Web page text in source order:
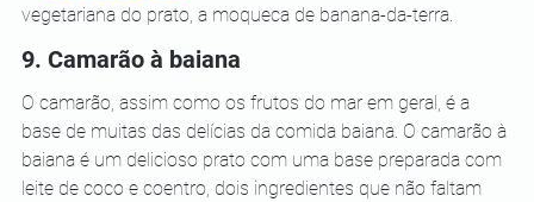
vegetariana do prato, a moqueca de banana-da-terra.
9. Camarão à baiana
O camarão, assim como os frutos do mar em geral, é a
base de muitas das delícias da comida baiana. O camarão à
baiana é um delicioso prato com uma base preparada com
leite de coco e coentro, dois ingredientes que não faltam